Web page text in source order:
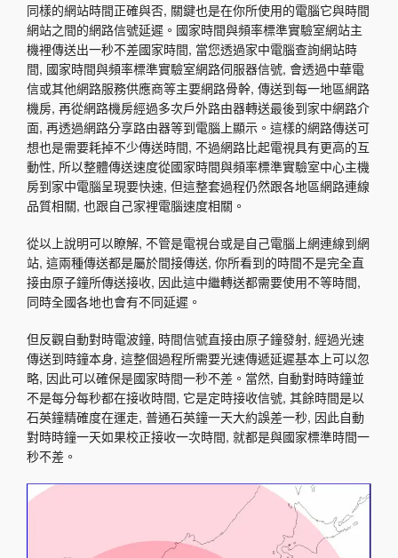
同樣的網站時間正確與否, 關鍵也是在你所使用的電腦它與時間
網站之間的網路信號延遲。國家時間與頻率標準實驗室網站主
機裡傳送出一秒不差國家時間, 當您透過家中電腦查詢網站時
間, 國家時間與頻率標準實驗室網路伺服器信號, 會透過中華電
信或其他網路服務供應商等主要網路骨幹, 傳送到每一地區網路
機房, 再從網路機房經過多次戶外路由器轉送最後到家中網路介
面, 再透過網路分享路由器等到電腦上顯示。這樣的網路傳送可
想也是需要耗掉不少傳送時間, 不過網路比起電視具有更高的互
動性, 所以整體傳送速度從國家時間與頻率標準實驗室中心主機
房到家中電腦呈現要快速, 但這整套過程仍然跟各地區網路連線
品質相關, 也跟自己家裡電腦速度相關。
從以上說明可以瞭解, 不管是電視台或是自己電腦上網連線到網
站, 這兩種傳送都是屬於間接傳送, 你所看到的時間不是完全直
接由原子鐘所傳送接收, 因此這中繼轉送都需要使用不等時間,
同時全國各地也會有不同延遲。
但反觀自動對時電波鐘, 時間信號直接由原子鐘發射, 經過光速
傳送到時鐘本身, 這整個過程所需要光速傳遞延遲基本上可以忽
略, 因此可以確保是國家時間一秒不差。當然, 自動對時時鐘並
不是每分每秒都在接收時間, 它是定時接收信號, 其餘時間是以
石英鐘精確度在運走, 普通石英鐘一天大約誤差一秒, 因此自動
對時時鐘一天如果校正接收一次時間, 就都是與國家標準時間一
秒不差。